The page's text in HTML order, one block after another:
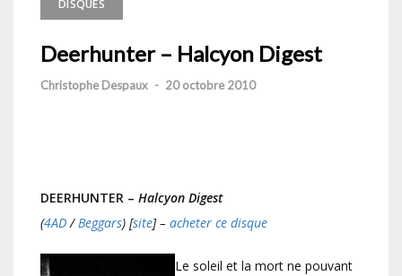
DISQUES
Deerhunter – Halcyon Digest
Christophe Despaux - 20 octobre 2010
DEERHUNTER – Halcyon Digest
(4AD/Beggars) [site] – acheter ce disque
Le soleil et la mort ne pouvant